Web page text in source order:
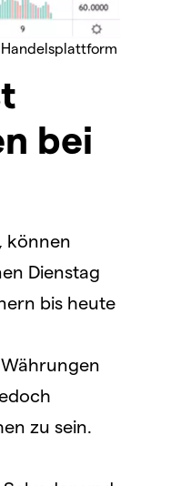
bei
können
Dienstag
bis heute
zu sein.